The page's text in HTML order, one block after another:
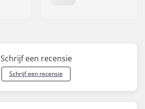
Schrijf een recensie
Schrijf een recensie